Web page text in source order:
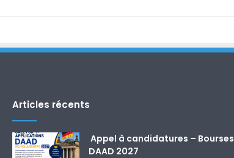
Articles récents
Appel à candidatures – Bourses
DAAD 2027